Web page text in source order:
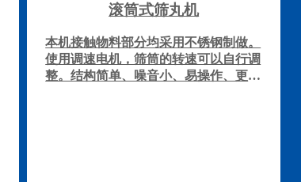
滚筒式筛丸机
本机接触物料部分均采用不锈钢制做。
使用调速电机，筛筒的转速可以自行调
整。结构简单、噪音小、易操作、更换